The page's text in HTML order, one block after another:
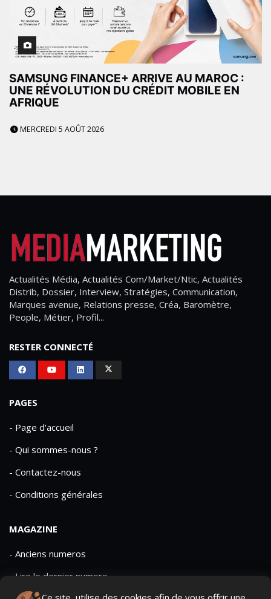
SAMSUNG FINANCE+ ARRIVE AU MAROC :
UNE RÉVOLUTION DU CRÉDIT MOBILE EN
AFRIQUE
MERCREDI 5 AOÛT 2026
Actualités Média, Actualités Com/Market/Ntic, Actualités
Distrib, Dossier, Interview, Stratégies, Communication,
Marques avenue, Relations presse, Créa, Baromètre,
People, Métier, Profil...
RESTER CONNECTÉ
PAGES
- Page d'accueil
- Qui sommes-nous ?
- Contactez-nous
- Conditions générales
MAGAZINE
- Anciens numeros
- Lire le dernier numero